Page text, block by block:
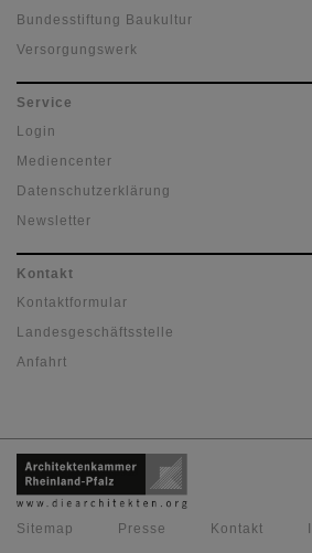
Bundesstiftung Baukultur
Versorgungswerk
Service
Login
Mediencenter
Datenschutzerklärung
Newsletter
Kontakt
Kontaktformular
Landesgeschäftsstelle
Anfahrt
Sitemap Presse Kontakt